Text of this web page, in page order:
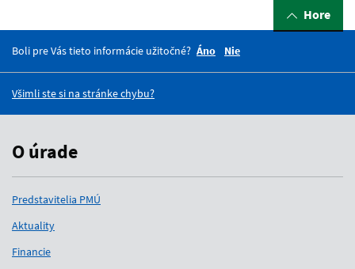
Hore
Boli pre Vás tieto informácie užitočné? Áno Nie
Všimli ste si na stránke chybu?
O úrade
Predstavitelia PMÚ
Aktuality
Financie